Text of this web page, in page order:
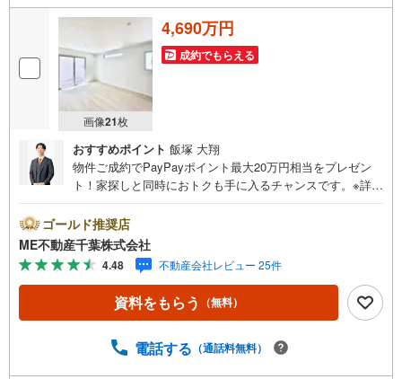
画像21枚
4,690万円
成約でもらえる
おすすめポイント 飯塚 大翔
物件ご成約でPayPayポイント最大20万円相当をプレゼン
ト！家探しと同時におトクも手に入るチャンスです。※詳し
送迎無料！頭金なし・銀行比較＆相談可！ テレビで紹介さ
れた『やどかリッチ』使えます！豊かに過ごすには『イン
テリア』家具や家電と『エクステリア』カーポートや楽し
める庭、この充実度で変わってきます。これらを一括で購
入でき、その代金を住宅ローンに組み込むことが可能なサ
ービス、それがやどかリッチです。 頭金0円でもOK！（諸
の？疾病ってなに？ローン組めるかな？」わからないこと
ゴールド推奨店
ME不動産千葉株式会社
4.48 不動産会社レビュー 25件
資料をもらう （無料）
電話する （通話料無料）